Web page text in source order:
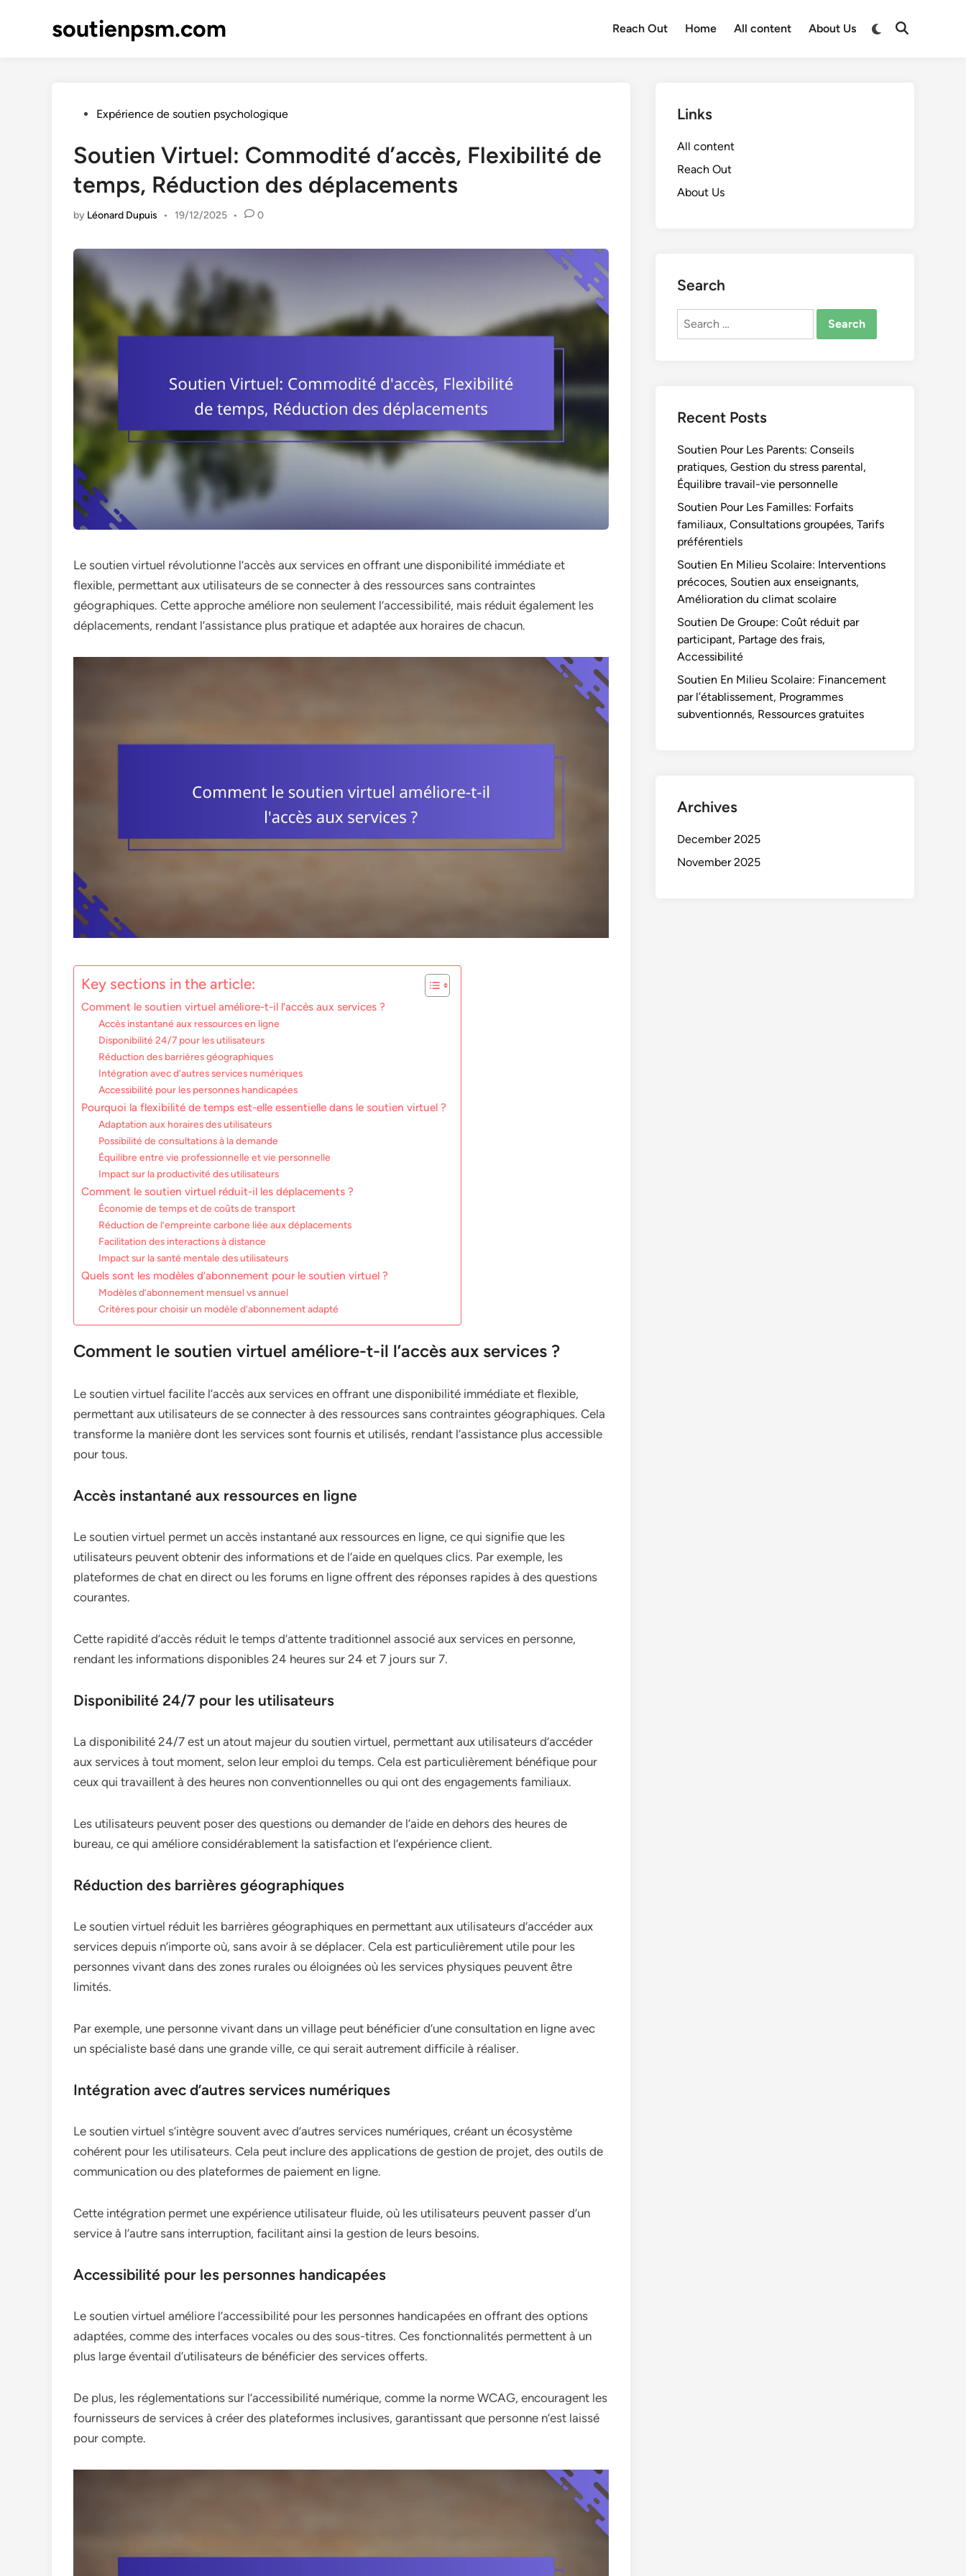
soutienpsm.com Reach Out Home All content About Us
Switch
Open
PostedExpérience de soutien psychologique
Soutien Virtuel: Commodité d’accès, Flexibilité de
temps, Réduction des déplacements
by Léonard Dupuis • 19/12/2025 • 0
Le soutien virtuel révolutionne l’accès aux services en offrant une disponibilité immédiate et
flexible, permettant aux utilisateurs de se connecter à des ressources sans contraintes
géographiques. Cette approche améliore non seulement l’accessibilité, mais réduit également les
déplacements, rendant l’assistance plus pratique et adaptée aux horaires de chacun.
Key sections in the article:
Comment le soutien virtuel améliore-t-il l’accès aux services ?
Accès instantané aux ressources en ligne
Disponibilité 24/7 pour les utilisateurs
Réduction des barrières géographiques
Intégration avec d’autres services numériques
Accessibilité pour les personnes handicapées
Pourquoi la flexibilité de temps est-elle essentielle dans le soutien virtuel ?
Adaptation aux horaires des utilisateurs
Possibilité de consultations à la demande
Équilibre entre vie professionnelle et vie personnelle
Impact sur la productivité des utilisateurs
Comment le soutien virtuel réduit-il les déplacements ?
Économie de temps et de coûts de transport
Réduction de l’empreinte carbone liée aux déplacements
Facilitation des interactions à distance
Impact sur la santé mentale des utilisateurs
Quels sont les modèles d’abonnement pour le soutien virtuel ?
Modèles d’abonnement mensuel vs annuel
Critères pour choisir un modèle d’abonnement adapté
Comment le soutien virtuel améliore-t-il l’accès aux services ?
Le soutien virtuel facilite l’accès aux services en offrant une disponibilité immédiate et flexible,
permettant aux utilisateurs de se connecter à des ressources sans contraintes géographiques. Cela
transforme la manière dont les services sont fournis et utilisés, rendant l’assistance plus accessible
pour tous.
Accès instantané aux ressources en ligne
Le soutien virtuel permet un accès instantané aux ressources en ligne, ce qui signifie que les
utilisateurs peuvent obtenir des informations et de l’aide en quelques clics. Par exemple, les
plateformes de chat en direct ou les forums en ligne offrent des réponses rapides à des questions
courantes.
Cette rapidité d’accès réduit le temps d’attente traditionnel associé aux services en personne,
rendant les informations disponibles 24 heures sur 24 et 7 jours sur 7.
Disponibilité 24/7 pour les utilisateurs
La disponibilité 24/7 est un atout majeur du soutien virtuel, permettant aux utilisateurs d’accéder
aux services à tout moment, selon leur emploi du temps. Cela est particulièrement bénéfique pour
ceux qui travaillent à des heures non conventionnelles ou qui ont des engagements familiaux.
Les utilisateurs peuvent poser des questions ou demander de l’aide en dehors des heures de
bureau, ce qui améliore considérablement la satisfaction et l’expérience client.
Réduction des barrières géographiques
Le soutien virtuel réduit les barrières géographiques en permettant aux utilisateurs d’accéder aux
services depuis n’importe où, sans avoir à se déplacer. Cela est particulièrement utile pour les
personnes vivant dans des zones rurales ou éloignées où les services physiques peuvent être
limités.
Par exemple, une personne vivant dans un village peut bénéficier d’une consultation en ligne avec
un spécialiste basé dans une grande ville, ce qui serait autrement difficile à réaliser.
Intégration avec d’autres services numériques
Le soutien virtuel s’intègre souvent avec d’autres services numériques, créant un écosystème
cohérent pour les utilisateurs. Cela peut inclure des applications de gestion de projet, des outils de
communication ou des plateformes de paiement en ligne.
Cette intégration permet une expérience utilisateur fluide, où les utilisateurs peuvent passer d’un
service à l’autre sans interruption, facilitant ainsi la gestion de leurs besoins.
Accessibilité pour les personnes handicapées
Le soutien virtuel améliore l’accessibilité pour les personnes handicapées en offrant des options
adaptées, comme des interfaces vocales ou des sous-titres. Ces fonctionnalités permettent à un
plus large éventail d’utilisateurs de bénéficier des services offerts.
De plus, les réglementations sur l’accessibilité numérique, comme la norme WCAG, encouragent les
fournisseurs de services à créer des plateformes inclusives, garantissant que personne n’est laissé
pour compte.
Links
All content
Reach Out
About Us
Search
Search
Recent Posts
Soutien Pour Les Parents: Conseils
pratiques, Gestion du stress parental,
Équilibre travail-vie personnelle
Soutien Pour Les Familles: Forfaits
familiaux, Consultations groupées, Tarifs
préférentiels
Soutien En Milieu Scolaire: Interventions
précoces, Soutien aux enseignants,
Amélioration du climat scolaire
Soutien De Groupe: Coût réduit par
participant, Partage des frais,
Accessibilité
Soutien En Milieu Scolaire: Financement
par l’établissement, Programmes
subventionnés, Ressources gratuites
Archives
December 2025
November 2025